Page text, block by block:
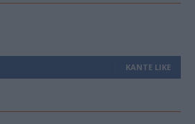
ΚΆΝΤΕ LIKE